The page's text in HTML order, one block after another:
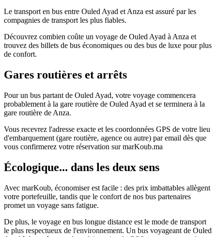
Le transport en bus entre Ouled Ayad et Anza est assuré par les
compagnies de transport les plus fiables.
Découvrez combien coûte un voyage de Ouled Ayad à Anza et
trouvez des billets de bus économiques ou des bus de luxe pour plus
de confort.
Gares routières et arrêts
Pour un bus partant de Ouled Ayad, votre voyage commencera
probablement à la gare routière de Ouled Ayad et se terminera à la
gare routière de Anza.
Vous recevrez l'adresse exacte et les coordonnées GPS de votre lieu
d'embarquement (gare routière, agence ou autre) par email dès que
vous confirmerez votre réservation sur marKoub.ma
Écologique... dans les deux sens
Avec marKoub, économiser est facile : des prix imbattables allègent
votre portefeuille, tandis que le confort de nos bus partenaires
promet un voyage sans fatigue.
De plus, le voyage en bus longue distance est le mode de transport
le plus respectueux de l'environnement. Un bus voyageant de Ouled